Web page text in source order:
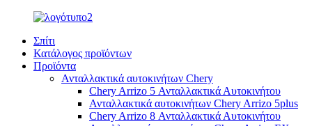
Σπίτι
Κατάλογος προϊόντων
Προϊόντα
Ανταλλακτικά αυτοκινήτων Chery
Chery Arrizo 5 Ανταλλακτικά Αυτοκινήτου
Ανταλλακτικά αυτοκινήτων Chery Arrizo 5plus
Chery Arrizo 8 Ανταλλακτικά Αυτοκινήτου